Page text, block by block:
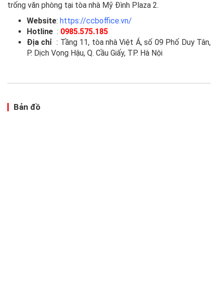
trống văn phòng tại tòa nhà Mỹ Đình Plaza 2.
Website: https://ccboffice.vn/
Hotline : 0985.575.185
Địa chỉ : Tầng 11, tòa nhà Việt Á, số 09 Phố Duy Tân,
P. Dịch Vọng Hậu, Q. Cầu Giấy, TP. Hà Nội
Bản đồ